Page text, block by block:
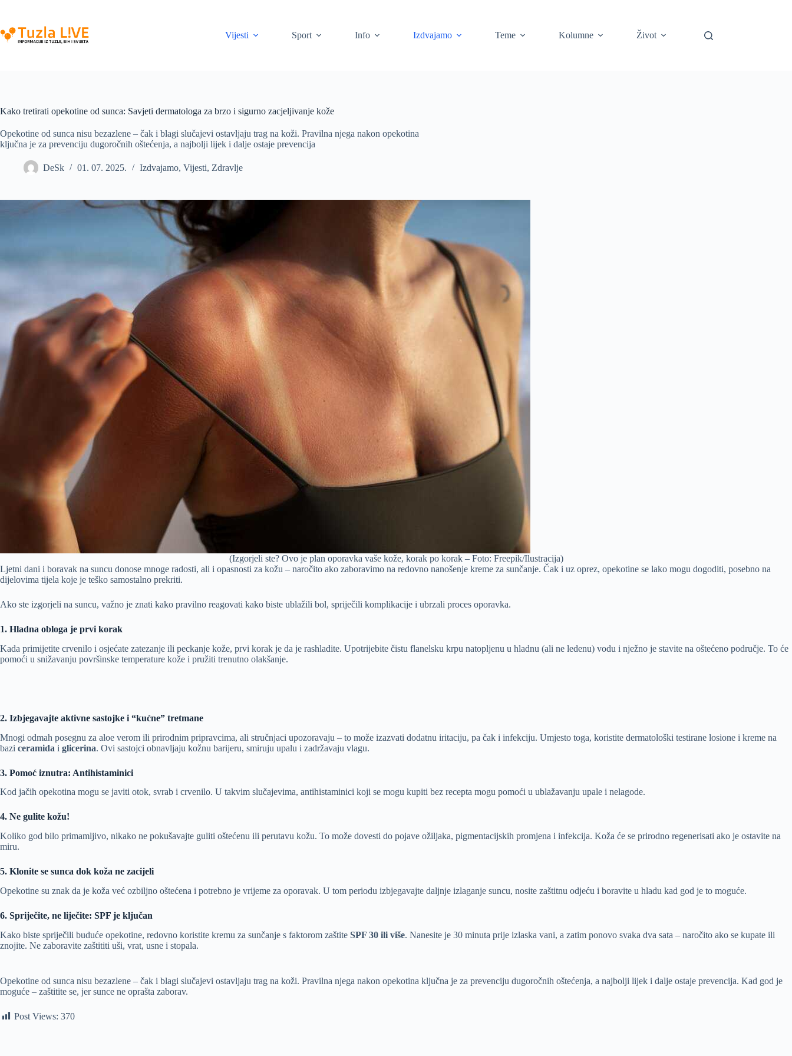
content
Vijesti
Sport Info Izdvajamo Teme Kolumne Život
Kako tretirati opekotine od sunca: Savjeti dermatologa za brzo i sigurno zacjeljivanje kože
Opekotine od sunca nisu bezazlene – čak i blagi slučajevi ostavljaju trag na koži. Pravilna njega nakon opekotina
ključna je za prevenciju dugoročnih oštećenja, a najbolji lijek i dalje ostaje prevencija
DeSk 01. 07. 2025. Izdvajamo, Vijesti, Zdravlje
(Izgorjeli ste? Ovo je plan oporavka vaše kože, korak po korak – Foto: Freepik/Ilustracija)
Ljetni dani i boravak na suncu donose mnoge radosti, ali i opasnosti za kožu – naročito ako zaboravimo na redovno nanošenje kreme za sunčanje. Čak i uz oprez, opekotine se lako mogu dogoditi, posebno na
dijelovima tijela koje je teško samostalno prekriti.
Ako ste izgorjeli na suncu, važno je znati kako pravilno reagovati kako biste ublažili bol, spriječili komplikacije i ubrzali proces oporavka.
1. Hladna obloga je prvi korak
Kada primijetite crvenilo i osjećate zatezanje ili peckanje kože, prvi korak je da je rashladite. Upotrijebite čistu flanelsku krpu natopljenu u hladnu (ali ne ledenu) vodu i nježno je stavite na oštećeno područje. To će
pomoći u snižavanju površinske temperature kože i pružiti trenutno olakšanje.
2. Izbjegavajte aktivne sastojke i “kućne” tretmane
Mnogi odmah posegnu za aloe verom ili prirodnim pripravcima, ali stručnjaci upozoravaju – to može izazvati dodatnu iritaciju, pa čak i infekciju. Umjesto toga, koristite dermatološki testirane losione i kreme na
bazi ceramida i glicerina. Ovi sastojci obnavljaju kožnu barijeru, smiruju upalu i zadržavaju vlagu.
3. Pomoć iznutra: Antihistaminici
Kod jačih opekotina mogu se javiti otok, svrab i crvenilo. U takvim slučajevima, antihistaminici koji se mogu kupiti bez recepta mogu pomoći u ublažavanju upale i nelagode.
4. Ne gulite kožu!
Koliko god bilo primamljivo, nikako ne pokušavajte guliti oštećenu ili perutavu kožu. To može dovesti do pojave ožiljaka, pigmentacijskih promjena i infekcija. Koža će se prirodno regenerisati ako je ostavite na
miru.
5. Klonite se sunca dok koža ne zacijeli
Opekotine su znak da je koža već ozbiljno oštećena i potrebno je vrijeme za oporavak. U tom periodu izbjegavajte daljnje izlaganje suncu, nosite zaštitnu odjeću i boravite u hladu kad god je to moguće.
6. Spriječite, ne liječite: SPF je ključan
Kako biste spriječili buduće opekotine, redovno koristite kremu za sunčanje s faktorom zaštite SPF 30 ili više. Nanesite je 30 minuta prije izlaska vani, a zatim ponovo svaka dva sata – naročito ako se kupate ili
znojite. Ne zaboravite zaštititi uši, vrat, usne i stopala.
Opekotine od sunca nisu bezazlene – čak i blagi slučajevi ostavljaju trag na koži. Pravilna njega nakon opekotina ključna je za prevenciju dugoročnih oštećenja, a najbolji lijek i dalje ostaje prevencija. Kad god je
moguće – zaštitite se, jer sunce ne oprašta zaborav.
Post Views: 370